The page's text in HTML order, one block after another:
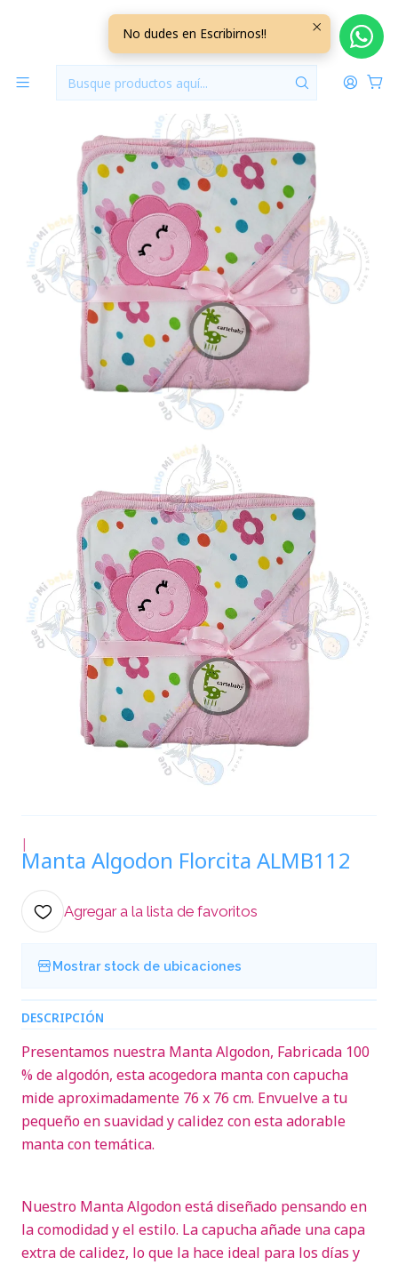
Inicio Mantas Manta Algodon
Manta Algodon Florcita ALMB112
|
Manta Algodon Florcita ALMB112
Agregar a la lista de favoritos
Mostrar stock de ubicaciones
DESCRIPCIÓN
Presentamos nuestra Manta Algodon, Fabricada 100
% de algodón, esta acogedora manta con capucha
mide aproximadamente 76 x 76 cm. Envuelve a tu
pequeño en suavidad y calidez con esta adorable
manta con temática.
Nuestro Manta Algodon está diseñado pensando en
la comodidad y el estilo. La capucha añade una capa
extra de calidez, lo que la hace ideal para los días y
No dudes en Escribirnos!!